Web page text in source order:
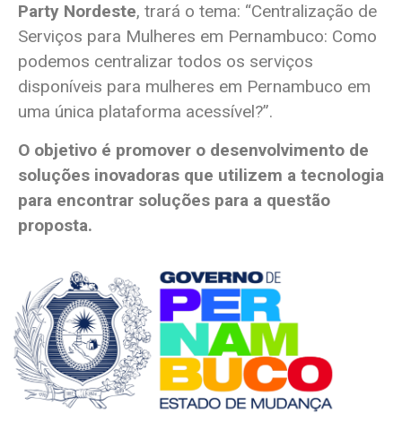
Party Nordeste, trará o tema: “Centralização de
Serviços para Mulheres em Pernambuco: Como
podemos centralizar todos os serviços
disponíveis para mulheres em Pernambuco em
uma única plataforma acessível?”.
O objetivo é promover o desenvolvimento de
soluções inovadoras que utilizem a tecnologia
para encontrar soluções para a questão
proposta.